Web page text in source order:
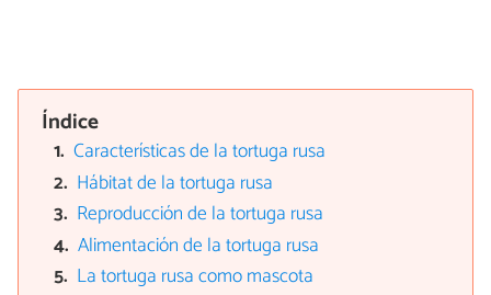
Índice
Características de la tortuga rusa
Hábitat de la tortuga rusa
Reproducción de la tortuga rusa
Alimentación de la tortuga rusa
La tortuga rusa como mascota